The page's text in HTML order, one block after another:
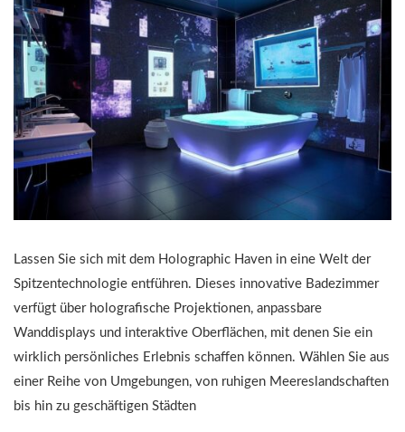
Lassen Sie sich mit dem Holographic Haven in eine Welt der
Spitzentechnologie entführen. Dieses innovative Badezimmer
verfügt über holografische Projektionen, anpassbare
Wanddisplays und interaktive Oberflächen, mit denen Sie ein
wirklich persönliches Erlebnis schaffen können. Wählen Sie aus
einer Reihe von Umgebungen, von ruhigen Meereslandschaften
bis hin zu geschäftigen Städten